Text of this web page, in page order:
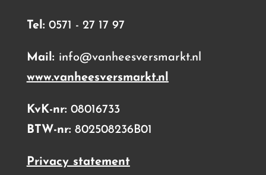
Tel: 0571 - 27 17 97
Mail: info@vanheesversmarkt.nl
www.vanheesversmarkt.nl
KvK-nr: 08016733
BTW-nr: 802508236B01
Privacy statement